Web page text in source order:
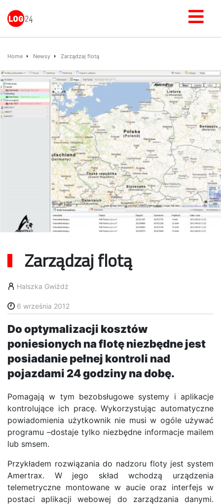
Home Newsy Zarządzaj flotą
Zarządzaj flotą
Halszka Gwiżdż
6 września 2012
Do optymalizacji kosztów
poniesionych na flotę niezbędne jest
posiadanie pełnej kontroli nad
pojazdami 24 godziny na dobę.
Pomagają w tym bezobsługowe systemy i aplikacje
kontrolujące ich pracę. Wykorzystując automatyczne
powiadomienia użytkownik nie musi w ogóle używać
programu –dostaje tylko niezbędne informacje mailem
lub smsem.
Przykładem rozwiązania do nadzoru floty jest system
Amertrax. W jego skład wchodzą urządzenia
telemetryczne montowane w aucie oraz interfejs w
postaci aplikacji webowej do zarządzania danymi.